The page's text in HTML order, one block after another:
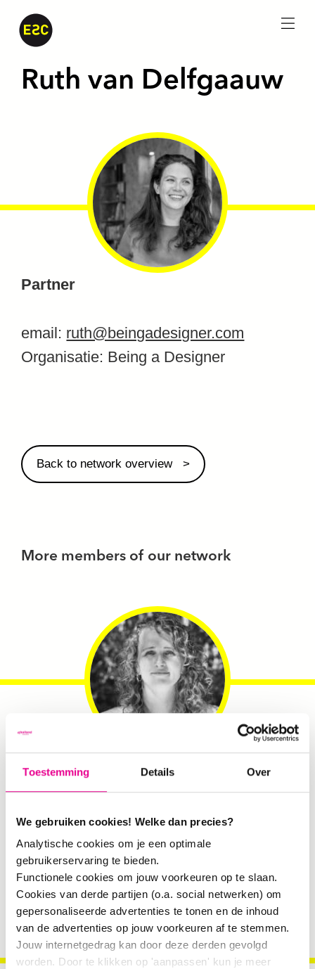
Toestemming Details Over
We gebruiken cookies! Welke dan precies?
Analytische cookies om je een optimale
gebruikerservaring te bieden.
Functionele cookies om jouw voorkeuren op te slaan.
Cookies van derde partijen (o.a. social netwerken) om
gepersonaliseerde advertenties te tonen en de inhoud
van de advertenties op jouw voorkeuren af te stemmen.
Jouw internetgedrag kan door deze derden gevolgd
worden. Door te klikken op 'aanpassen' kun je meer
Ruth van Delfgaauw
Partner
email: ruth@beingadesigner.com
Organisatie: Being a Designer
Back to network overview
More members of our network
Lana Klok . Partner:
Social Change